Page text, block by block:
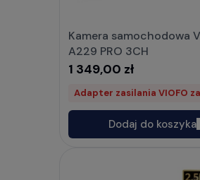
Kamera samochodowa
A229 PRO 3CH
1 349,00 zł
Adapter zasilania VIOFO za
Dodaj do koszyka